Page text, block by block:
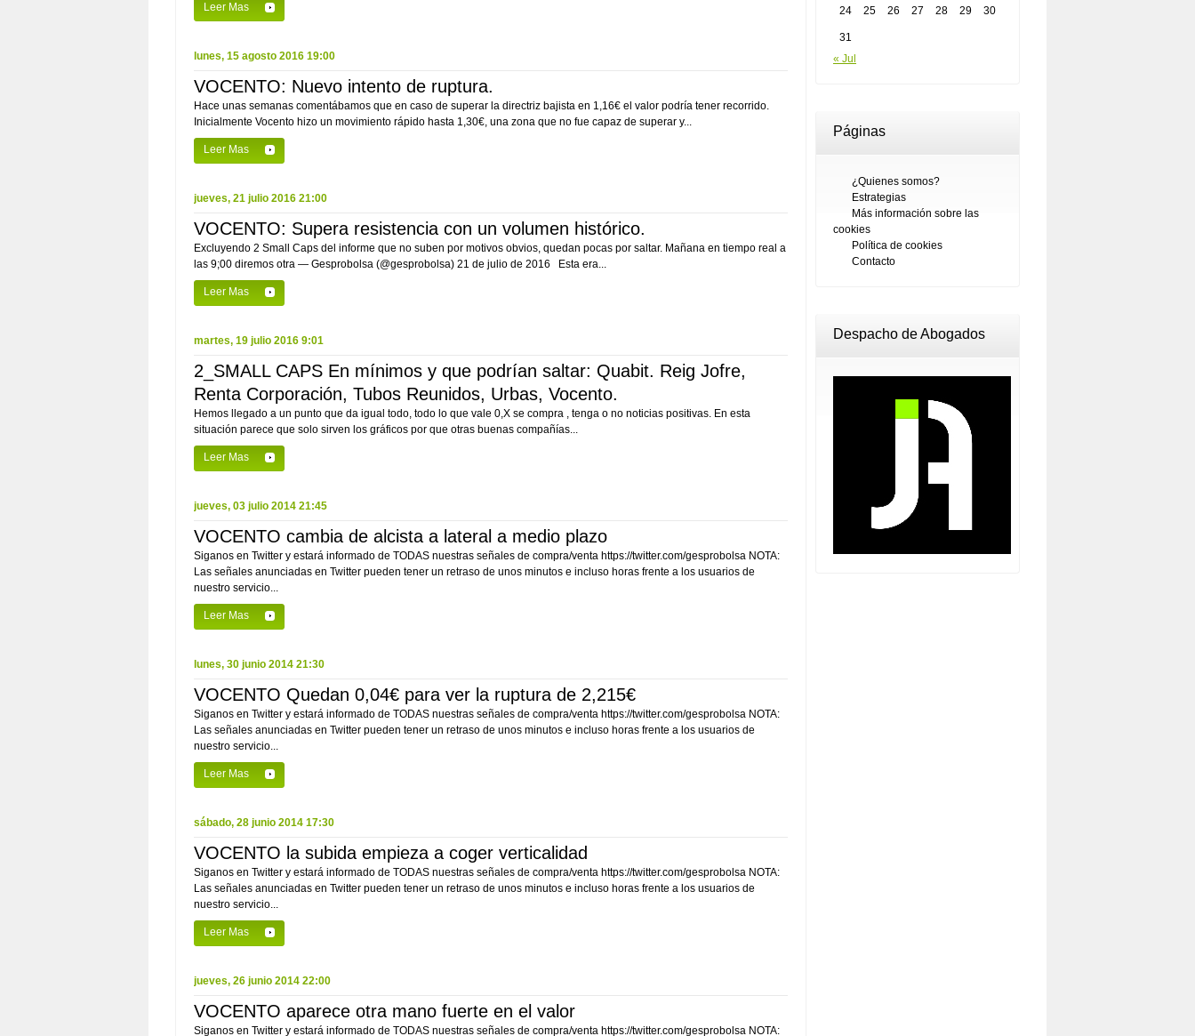
Leer Mas
lunes, 15 agosto 2016 19:00
VOCENTO: Nuevo intento de ruptura.
Hace unas semanas comentábamos que en caso de superar la directriz bajista en 1,16€ el valor podría tener recorrido.
Inicialmente Vocento hizo un movimiento rápido hasta 1,30€, una zona que no fue capaz de superar y...
Leer Mas
jueves, 21 julio 2016 21:00
VOCENTO: Supera resistencia con un volumen histórico.
Excluyendo 2 Small Caps del informe que no suben por motivos obvios, quedan pocas por saltar. Mañana en tiempo real a
las 9;00 diremos otra — Gesprobolsa (@gesprobolsa) 21 de julio de 2016 Esta era...
Leer Mas
martes, 19 julio 2016 9:01
2_SMALL CAPS En mínimos y que podrían saltar: Quabit. Reig Jofre,
Renta Corporación, Tubos Reunidos, Urbas, Vocento.
Hemos llegado a un punto que da igual todo, todo lo que vale 0,X se compra , tenga o no noticias positivas. En esta
situación parece que solo sirven los gráficos por que otras buenas compañías...
Leer Mas
jueves, 03 julio 2014 21:45
VOCENTO cambia de alcista a lateral a medio plazo
Siganos en Twitter y estará informado de TODAS nuestras señales de compra/venta https://twitter.com/gesprobolsa NOTA:
Las señales anunciadas en Twitter pueden tener un retraso de unos minutos e incluso horas frente a los usuarios de
nuestro servicio...
Leer Mas
lunes, 30 junio 2014 21:30
VOCENTO Quedan 0,04€ para ver la ruptura de 2,215€
Siganos en Twitter y estará informado de TODAS nuestras señales de compra/venta https://twitter.com/gesprobolsa NOTA:
Las señales anunciadas en Twitter pueden tener un retraso de unos minutos e incluso horas frente a los usuarios de
nuestro servicio...
Leer Mas
sábado, 28 junio 2014 17:30
VOCENTO la subida empieza a coger verticalidad
Siganos en Twitter y estará informado de TODAS nuestras señales de compra/venta https://twitter.com/gesprobolsa NOTA:
Las señales anunciadas en Twitter pueden tener un retraso de unos minutos e incluso horas frente a los usuarios de
nuestro servicio...
Leer Mas
jueves, 26 junio 2014 22:00
VOCENTO aparece otra mano fuerte en el valor
Siganos en Twitter y estará informado de TODAS nuestras señales de compra/venta https://twitter.com/gesprobolsa NOTA:
24 25 26 27 28 29 30
31
« Jul
Páginas
¿Quienes somos?
Estrategias
Más información sobre las
cookies
Política de cookies
Contacto
Despacho de Abogados